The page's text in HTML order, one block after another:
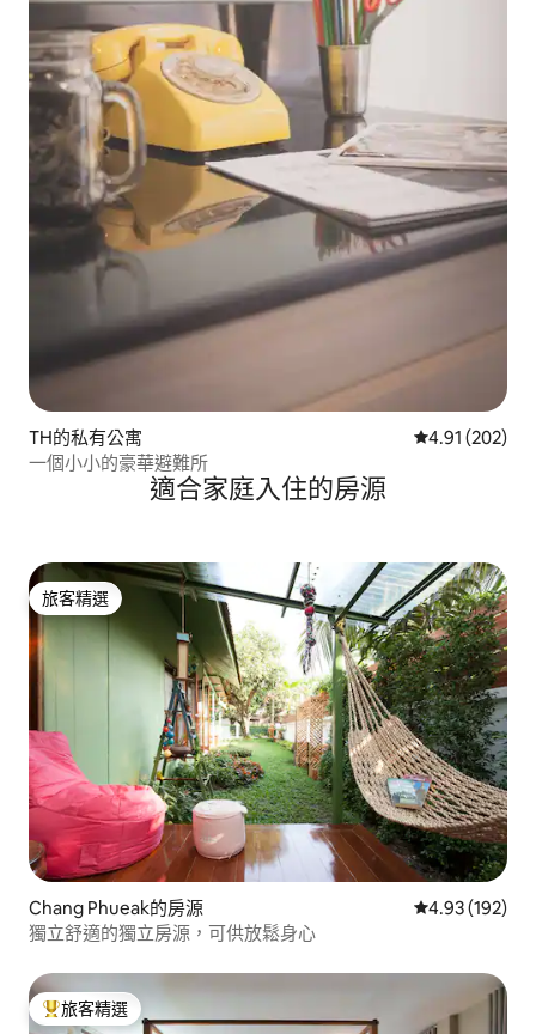
TH的私有公寓 從 202 則評價
4.91 (202)
一個小小的豪華避難所
適合家庭入住的房源
旅客精選
旅客精選
Chang Phueak的房源 從 192 則評價
4.93 (192)
獨立舒適的獨立房源，可供放鬆身心
旅客精選榜首
旅客精選